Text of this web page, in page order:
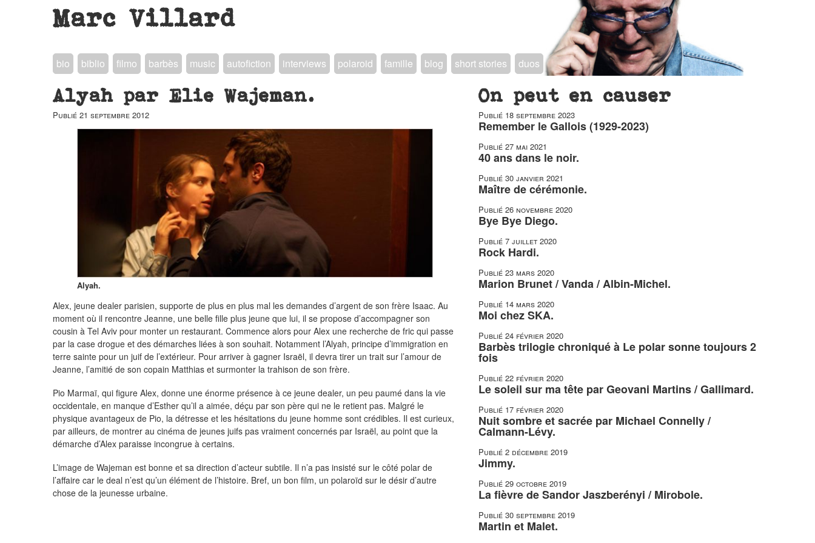
Marc Villard
bio biblio filmo barbès music autofiction interviews polaroid famille blog short stories duos
Alyah par Elie Wajeman.
Publié 21 septembre 2012
Alyah.
Alex, jeune dealer parisien, supporte de plus en plus mal les demandes d’argent de son frère Isaac. Au
moment où il rencontre Jeanne, une belle fille plus jeune que lui, il se propose d’accompagner son
cousin à Tel Aviv pour monter un restaurant. Commence alors pour Alex une recherche de fric qui passe
par la case drogue et des démarches liées à son souhait. Notamment l’Alyah, principe d’immigration en
terre sainte pour un juif de l’extérieur. Pour arriver à gagner Israël, il devra tirer un trait sur l’amour de
Jeanne, l’amitié de son copain Matthias et surmonter la trahison de son frère.
Pio Marmaï, qui figure Alex, donne une énorme présence à ce jeune dealer, un peu paumé dans la vie
occidentale, en manque d’Esther qu’il a aimée, déçu par son père qui ne le retient pas. Malgré le
physique avantageux de Pio, la détresse et les hésitations du jeune homme sont crédibles. Il est curieux,
par ailleurs, de montrer au cinéma de jeunes juifs pas vraiment concernés par Israël, au point que la
démarche d’Alex paraisse incongrue à certains.
L’image de Wajeman est bonne et sa direction d’acteur subtile. Il n’a pas insisté sur le côté polar de
l’affaire car le deal n’est qu’un élément de l’histoire. Bref, un bon film, un polaroïd sur le désir d’autre
chose de la jeunesse urbaine.
On peut en causer
Publié 18 septembre 2023
Remember le Gallois (1929-2023)
Publié 27 mai 2021
40 ans dans le noir.
Publié 30 janvier 2021
Maître de cérémonie.
Publié 26 novembre 2020
Bye Bye Diego.
Publié 7 juillet 2020
Rock Hardi.
Publié 23 mars 2020
Marion Brunet / Vanda / Albin-Michel.
Publié 14 mars 2020
Moi chez SKA.
Publié 24 février 2020
Barbès trilogie chroniqué à Le polar sonne toujours 2
fois
Publié 22 février 2020
Le soleil sur ma tête par Geovani Martins / Gallimard.
Publié 17 février 2020
Nuit sombre et sacrée par Michael Connelly /
Calmann-Lévy.
Publié 2 décembre 2019
Jimmy.
Publié 29 octobre 2019
La fièvre de Sandor Jaszberényi / Mirobole.
Publié 30 septembre 2019
Martin et Malet.